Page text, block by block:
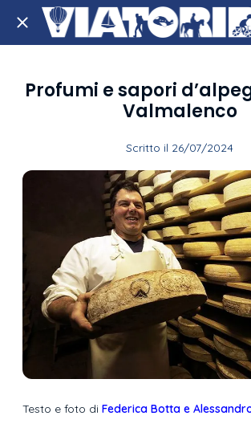
Profumi e sapori
Valmalenco
Scritto il 26/07/2024
Testo e foto di Federica Botta e